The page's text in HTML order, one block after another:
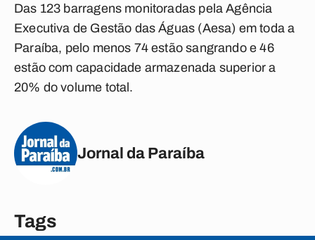
Das 123 barragens monitoradas pela Agência
Executiva de Gestão das Águas (Aesa) em toda a
Paraíba, pelo menos 74 estão sangrando e 46
estão com capacidade armazenada superior a
20% do volume total.
Jornal da Paraíba
Tags